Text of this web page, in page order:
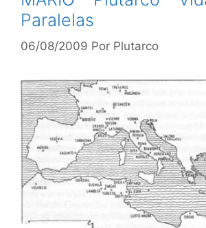
Paralelas
06/08/2009 Por Plutarco